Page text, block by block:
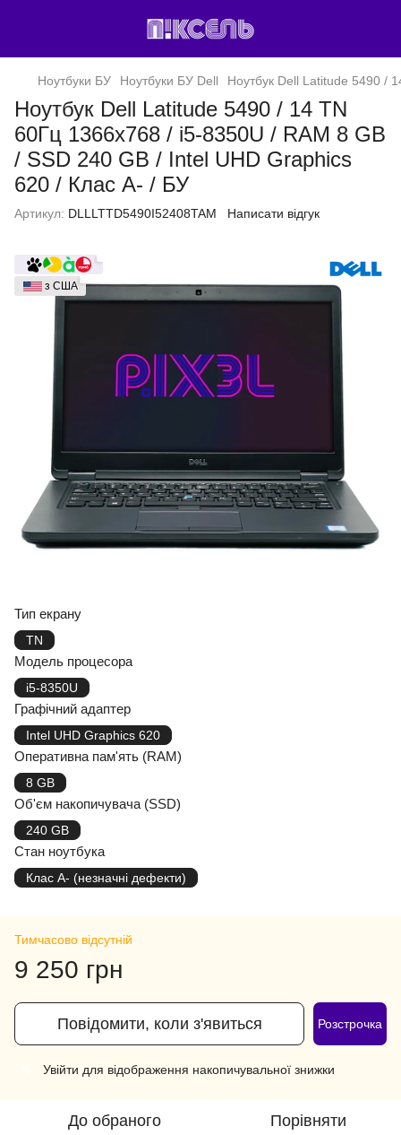
Ноутбуки БУ Ноутбуки БУ Dell Ноутбук Dell Latitude 5490 /
Ноутбук Dell Latitude 5490 / 14 TN
60Гц 1366x768 / i5-8350U / RAM 8 GB
/ SSD 240 GB / Intel UHD Graphics
620 / Клас A- / БУ
Артикул: DLLLTTD5490I52408TAM Написати відгук
з США
Тип екрану
TN
Модель процесора
i5-8350U
Графічний адаптер
Intel UHD Graphics 620
Оперативна пам'ять (RAM)
8 GB
Об'єм накопичувача (SSD)
240 GB
Стан ноутбука
Клас A- (незначні дефекти)
Тимчасово відсутній
9 250 грн
Повідомити, коли з'явиться Розстрочка
Увійти для відображення накопичувальної знижки
До обраного Порівняти